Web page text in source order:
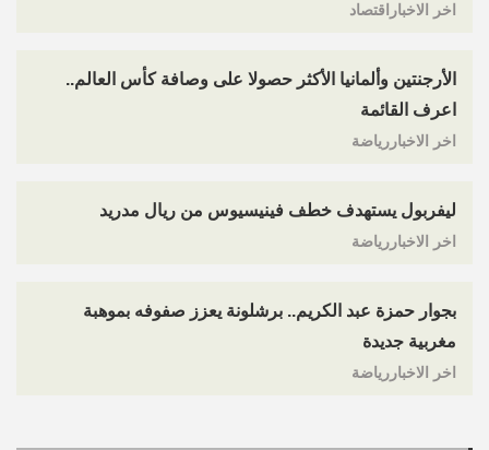
اخر الاخباراقتصاد
الأرجنتين وألمانيا الأكثر حصولا على وصافة كأس العالم..
اعرف القائمة
اخر الاخباررياضة
ليفربول يستهدف خطف فينيسيوس من ريال مدريد
اخر الاخباررياضة
بجوار حمزة عبد الكريم.. برشلونة يعزز صفوفه بموهبة
مغربية جديدة
اخر الاخباررياضة